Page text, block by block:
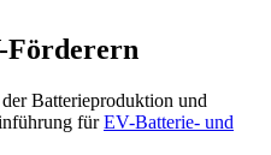
Förderern
Batterieproduktion und
fürEV-Batterie- und